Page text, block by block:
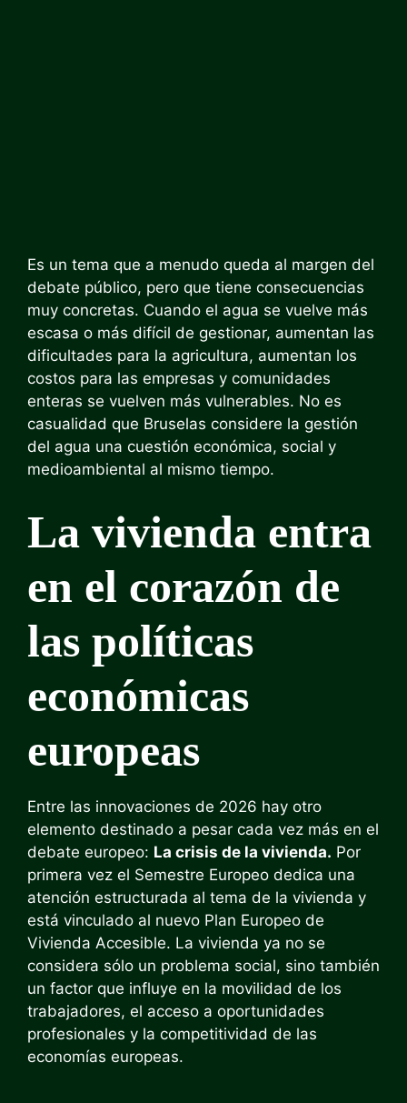
Es un tema que a menudo queda al margen del
debate público, pero que tiene consecuencias
muy concretas. Cuando el agua se vuelve más
escasa o más difícil de gestionar, aumentan las
dificultades para la agricultura, aumentan los
costos para las empresas y comunidades
enteras se vuelven más vulnerables. No es
casualidad que Bruselas considere la gestión
del agua una cuestión económica, social y
medioambiental al mismo tiempo.
La vivienda entra
en el corazón de
las políticas
económicas
europeas
Entre las innovaciones de 2026 hay otro
elemento destinado a pesar cada vez más en el
debate europeo: La crisis de la vivienda. Por
primera vez el Semestre Europeo dedica una
atención estructurada al tema de la vivienda y
está vinculado al nuevo Plan Europeo de
Vivienda Accesible. La vivienda ya no se
considera sólo un problema social, sino también
un factor que influye en la movilidad de los
trabajadores, el acceso a oportunidades
profesionales y la competitividad de las
economías europeas.